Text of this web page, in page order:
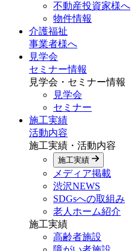
不動産投資家様へ
物件情報
介護福祉
事業者様へ
見学会
セミナー情報
見学会・セミナー情報
見学会
セミナー
施工実績
活動内容
施工実績・活動内容
施工実績
メディア掲載
渋沢NEWS
SDGsへの取組み
老人ホーム紹介
施工実績
高齢者施設